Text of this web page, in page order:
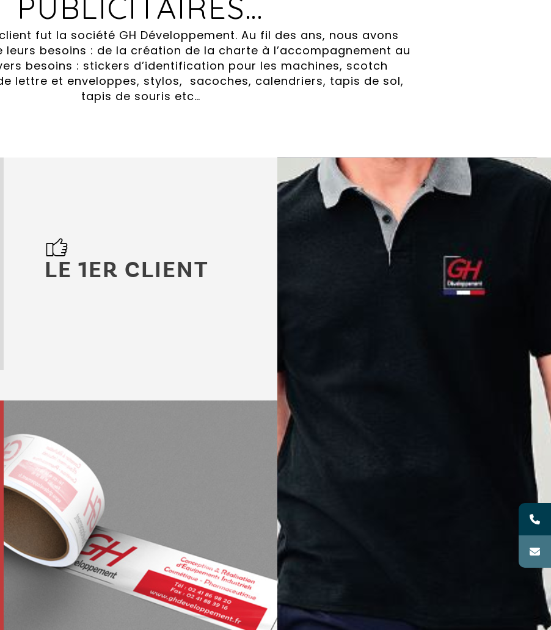
fut la société GH Développement. Au fil des ans, nous avons
leurs besoins : de la création de la charte à l’accompagnement au
besoins : stickers d’identification pour les machines, scotch
lettre et enveloppes, stylos, sacoches, calendriers, tapis de sol,
tapis de souris etc…
LE 1ER CLIENT